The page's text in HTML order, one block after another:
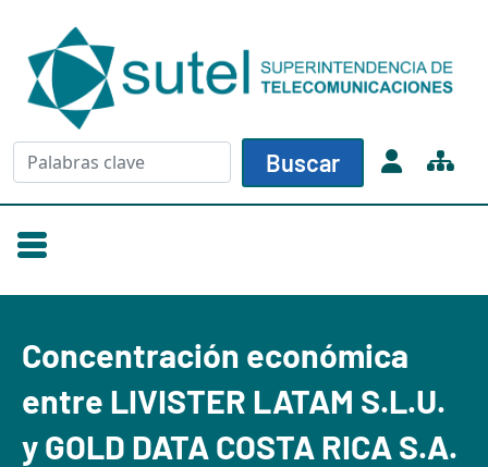
Buscar Buscar
Concentración económica
entre LIVISTER LATAM S.L.U.
y GOLD DATA COSTA RICA S.A.